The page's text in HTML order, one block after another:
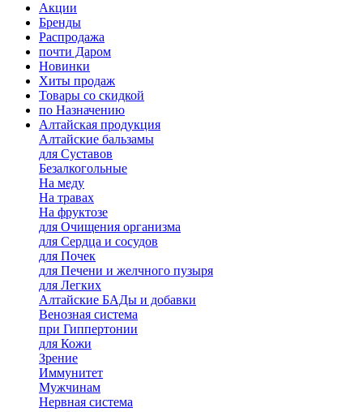
Акции
Бренды
Распродажа
почти Даром
Новинки
Хиты продаж
Товары со скидкой
по Назначению
Алтайская продукция
Алтайские бальзамы
для Суставов
Безалкогольные
На меду
На травах
На фруктозе
для Очищения организма
для Сердца и сосудов
для Почек
для Печени и желчного пузыря
для Легких
Алтайские БАДы и добавки
Венозная система
при Гиппертонии
для Кожи
Зрение
Иммунитет
Мужчинам
Нервная система